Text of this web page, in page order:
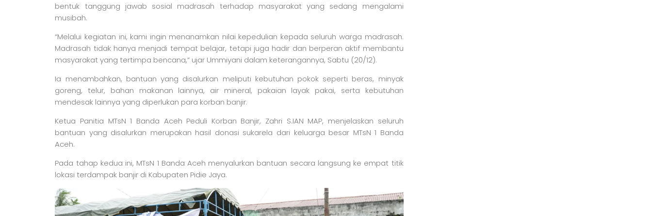
bentuk tanggung jawab sosial madrasah terhadap masyarakat yang sedang mengalami
musibah.
“Melalui kegiatan ini, kami ingin menanamkan nilai kepedulian kepada seluruh warga madrasah.
Madrasah tidak hanya menjadi tempat belajar, tetapi juga hadir dan berperan aktif membantu
masyarakat yang tertimpa bencana,” ujar Ummiyani dalam keterangannya, Sabtu (20/12).
Ia menambahkan, bantuan yang disalurkan meliputi kebutuhan pokok seperti beras, minyak
goreng, telur, bahan makanan lainnya, air mineral, pakaian layak pakai, serta kebutuhan
mendesak lainnya yang diperlukan para korban banjir.
Ketua Panitia MTsN 1 Banda Aceh Peduli Korban Banjir, Zahri S.IAN MAP, menjelaskan seluruh
bantuan yang disalurkan merupakan hasil donasi sukarela dari keluarga besar MTsN 1 Banda
Aceh.
Pada tahap kedua ini, MTsN 1 Banda Aceh menyalurkan bantuan secara langsung ke empat titik
lokasi terdampak banjir di Kabupaten Pidie Jaya.